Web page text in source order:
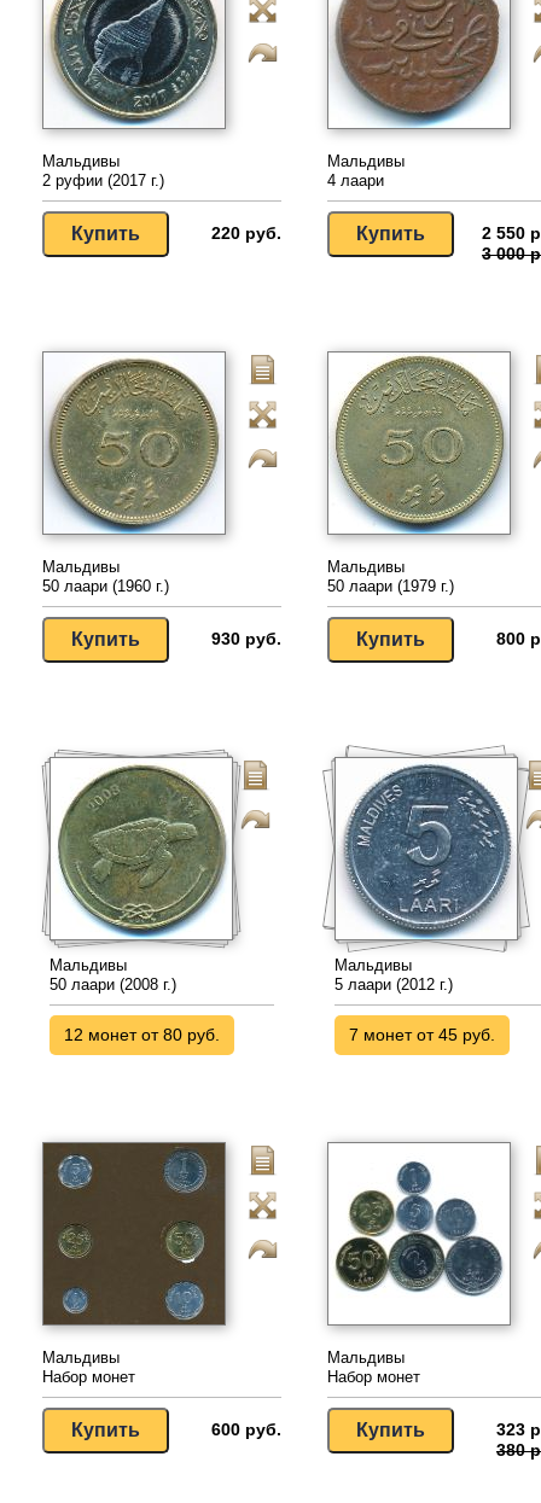
Мальдивы
2 руфии (2017 г.)
220 руб.
Мальдивы
4 лаари
2 550
3 000
Мальдивы
50 лаари (1960 г.)
930 руб.
Мальдивы
50 лаари (1979 г.)
800
Мальдивы
50 лаари (2008 г.)
12 монет от 80 руб.
Мальдивы
5 лаари (2012 г.)
7 монет от 45 руб.
Мальдивы
Набор монет
600 руб.
Мальдивы
Набор монет
323
380